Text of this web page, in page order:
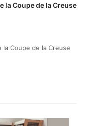
la Coupe de la Creuse
la Coupe de la Creuse